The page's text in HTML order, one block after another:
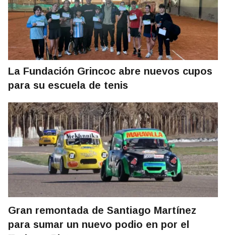
La Fundación Grincoc abre nuevos cupos
para su escuela de tenis
Gran remontada de Santiago Martínez
para sumar un nuevo podio en por el